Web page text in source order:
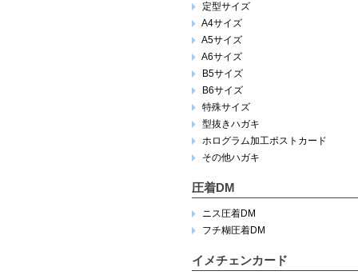
定型サイズ
A4サイズ
A5サイズ
A6サイズ
B5サイズ
B6サイズ
特殊サイズ
型抜きハガキ
ホログラム加工ポストカード
その他ハガキ
圧着DM
ニス圧着DM
フチ糊圧着DM
イメチェンカード